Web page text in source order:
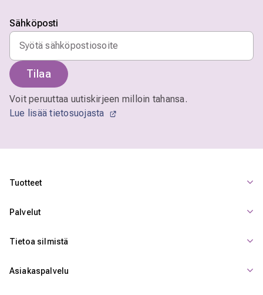
Sähköposti
Tilaa
Voit peruuttaa uutiskirjeen milloin tahansa.
Lue lisää tietosuojasta
Tuotteet
Palvelut
Tietoa silmistä
Asiakaspalvelu